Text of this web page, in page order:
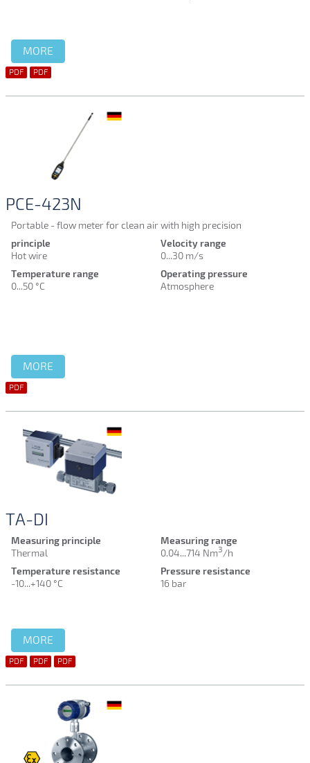
MORE
PDF PDF
PCE-423N
Portable - flow meter for clean air with high precision
principle
Hot wire
Velocity range
0...30 m/s
Temperature range
0...50 °C
Operating pressure
Atmosphere
MORE
PDF
TA-DI
Measuring principle
Thermal
Measuring range
0.04...714 Nm3/h
Temperature resistance
-10...+140 °C
Pressure resistance
16 bar
MORE
PDF PDF PDF